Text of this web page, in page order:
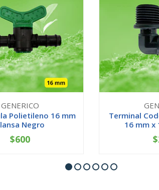
GENERICO
Polietileno 16 mm
Negro
+
$600
Terminal
16 mm x